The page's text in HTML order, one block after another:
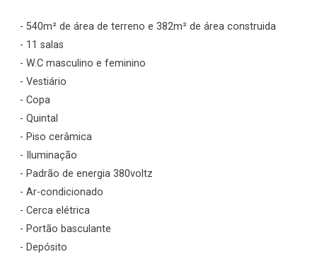
- 540m² de área de terreno e 382m² de área construida
- 11 salas
- W.C masculino e feminino
- Vestiário
- Copa
- Quintal
- Piso cerâmica
- Iluminação
- Padrão de energia 380voltz
- Ar-condicionado
- Cerca elétrica
- Portão basculante
- Depósito